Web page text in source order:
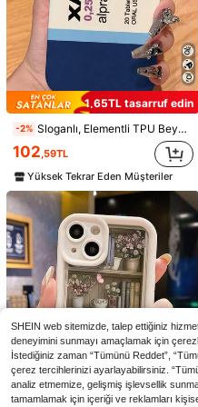
8,83TL tasarruf edin
Siyah At Desenli Moda Vintage At Resmi Darbeye Dayanıklı Koruyucu Telefon Kılıfı, 16/15 XR/7/8 ile Uyumlu, iPhone 15 Pro Max/12 Pro Max/13 Pro Max/14 Pro Max 13 14 11 12P 14 Bayanlar P11 Yumuşak Kılıf P12 Düşmeye Karşı Koruma XS.XR /78P.78GES2, Redmi Serisi S24, A03s, A03core, A04, A12, A13, A14 ile Uyumlu, Su Geçirmez, Çizilmeye Dayanıklı, Uluslararası Versiyon, Yerli Versiyon Değil, Doğum Günü
93,76TL
Yüksek Tekrar Eden Müşteriler
1,65TL tasarruf edin
-2% Sloganlı, Elementli TPU Beyaz Darbeye Dayanıklı Şık XANAX Sakinleştirici Hap Desenli Mat Beyaz Tam Kapsamlı Düşmeye Karşı Koruyucu TPU Telefon Kılıfı, 16 15 14 13 12 11 Pro Max X XR XS Max ile Uyumlu, Su Geçirmez, Darbeye Dayanıklı, Çizilmeye Karşı Dayanıklı, Bahar Partisi Hediyesi
102 ,59TL
Yüksek Tekrar Eden Müşteriler
SHEIN web sitemizde, talep ettiğiniz
deneyimini sunmayı amaçlamak için
İstediğiniz zaman “Tümünü Reddet”,
çerez tercihlerinizi ayarlayabilirsiniz.
analiz etmemize, gelişmiş işlevsellik
tamamlamak için içeriği ve reklamları